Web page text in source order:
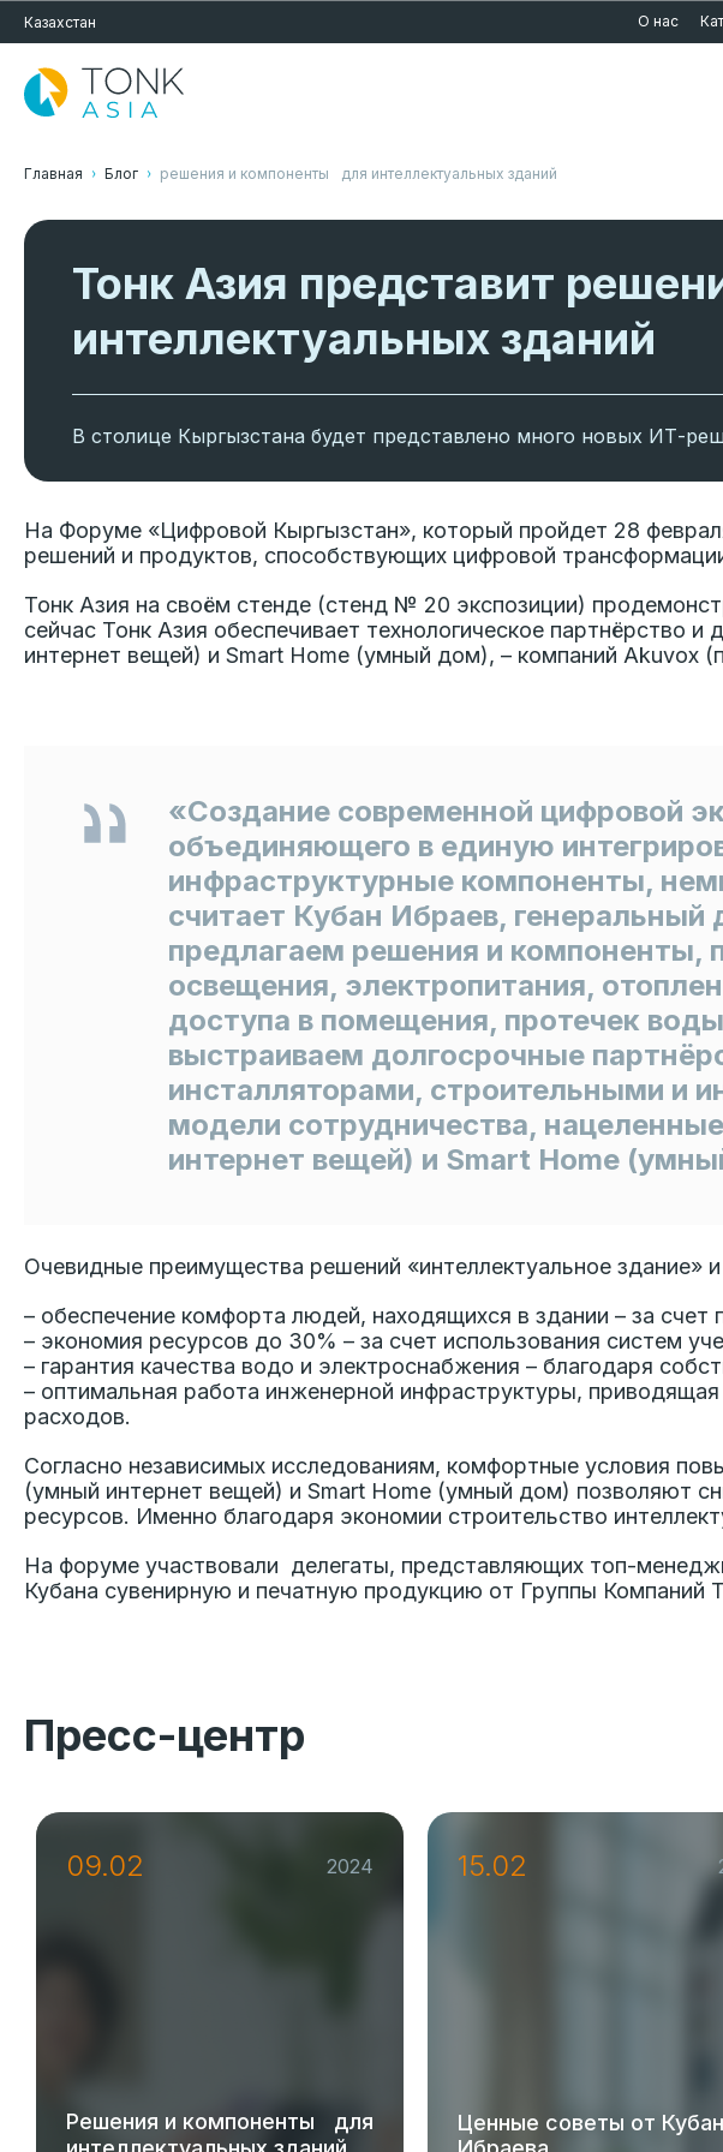
Казахстан О нас
Главная Блог решения и компоненты для интеллектуальных зданий
Тонк Азия представит
интеллектуальных зданий
В столице Кыргызстана будет представлено много новых ИТ-
На Форуме «Цифровой Кыргызстан», который пройдет 28
решений и продуктов, способствующих цифровой
Тонк Азия на своём стенде (стенд № 20 экспозиции)
сейчас Тонк Азия обеспечивает технологическое
интернет вещей) и Smart Home (умный дом), – компаний Akuvox
«Создание современной цифровой
объединяющего в единую
инфраструктурные компоненты,
считает Кубан Ибраев,
предлагаем решения и компоненты,
освещения, электропитания,
доступа в помещения, протечек
выстраиваем долгосрочные
инсталляторами, строительными и
модели сотрудничества,
интернет вещей) и Smart Home
Очевидные преимущества решений «интеллектуальное здание»
– обеспечение комфорта людей, находящихся в здании – за
– экономия ресурсов до 30% – за счет использования систем
– гарантия качества водо и электроснабжения – благодаря
– оптимальная работа инженерной инфраструктуры,
расходов.
Согласно независимых исследованиям, комфортные условия
(умный интернет вещей) и Smart Home (умный дом) позволяют
ресурсов. Именно благодаря экономии строительство
На форуме участвовали делегаты, представляющих топ-
Кубана сувенирную и печатную продукцию от Группы Компаний
Пресс-центр
09.02 2024
Решения и компоненты для
15.02
Ценные советы от